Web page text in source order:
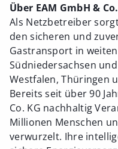
Über EAM GmbH &
Als Netzbetreiber
den sicheren und
Gastransport in
Südniedersachsen
Westfalen, Thüringen
Bereits seit über 90
Co. KG nachhaltig
Millionen Menschen
verwurzelt. Ihre